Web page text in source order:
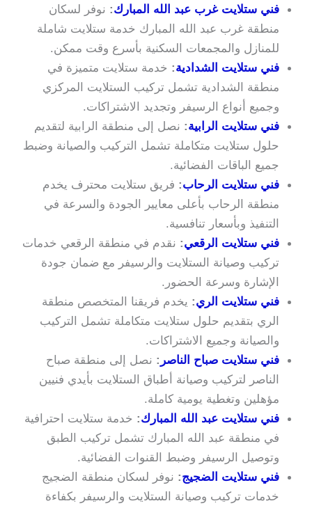
فني ستلايت غرب عبد الله المبارك: نوفر لسكان
منطقة غرب عبد الله المبارك خدمة ستلايت شاملة
للمنازل والمجمعات السكنية بأسرع وقت ممكن.
فني ستلايت الشدادية: خدمة ستلايت متميزة في
منطقة الشدادية تشمل تركيب الستلايت المركزي
وجميع أنواع الرسيفر وتجديد الاشتراكات.
فني ستلايت الرابية: نصل إلى منطقة الرابية لتقديم
حلول ستلايت متكاملة تشمل التركيب والصيانة وضبط
جميع الباقات الفضائية.
فني ستلايت الرحاب: فريق ستلايت محترف يخدم
منطقة الرحاب بأعلى معايير الجودة والسرعة في
التنفيذ وبأسعار تنافسية.
فني ستلايت الرقعي: نقدم في منطقة الرقعي خدمات
تركيب وصيانة الستلايت والرسيفر مع ضمان جودة
الإشارة وسرعة الحضور.
فني ستلايت الري: يخدم فريقنا المتخصص منطقة
الري بتقديم حلول ستلايت متكاملة تشمل التركيب
والصيانة وجميع الاشتراكات.
فني ستلايت صباح الناصر : نصل إلى منطقة صباح
الناصر لتركيب وصيانة أطباق الستلايت بأيدي فنيين
مؤهلين وتغطية يومية كاملة.
فني ستلايت عبد الله المبارك: خدمة ستلايت احترافية
في منطقة عبد الله المبارك تشمل تركيب الطبق
وتوصيل الرسيفر وضبط القنوات الفضائية.
فني ستلايت الضجيج: نوفر لسكان منطقة الضجيج
خدمات تركيب وصيانة الستلايت والرسيفر بكفاءة